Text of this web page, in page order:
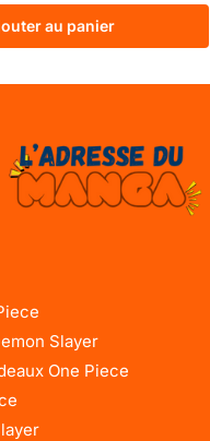
au panier
Slayer
One Piece